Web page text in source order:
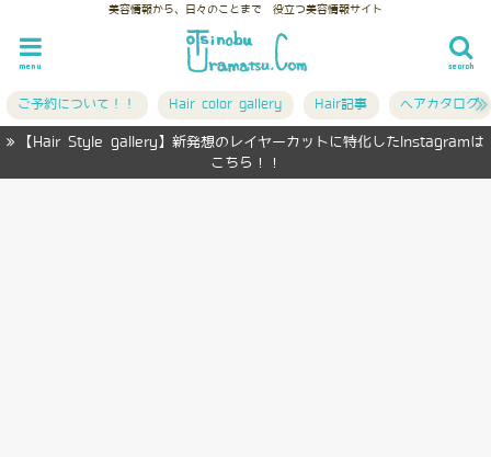
美容情報から、日々のことまで 役立つ美容情報サイト
search
menu
ご予約について！！ Hair color gallery Hair記事 ヘアカタログ
【Hair Style gallery】新発想のレイヤーカットに特化したInstagramは
こちら！！